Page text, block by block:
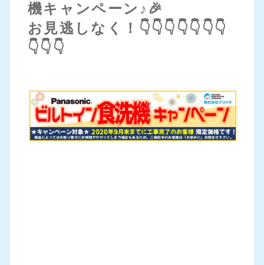
機キャンペーン♪🎉
お見逃しなく！👇👇👇👇👇👇👇
👇👇👇